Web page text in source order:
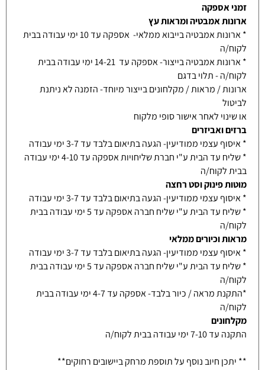
זמני אספקה
ארונות אמבטיה ומראות עץ
* ארונות אמבטיה בייבוא ממלאי- אספקה עד 10 ימי עבודה בבית
לקוח/ה
* ארונות אמבטיה בייצור- אספקה עד 14-21 ימי עבודה בבית
לקוח/ה - תלוי בדגם
ארונות / מראות / מקלחונים בייצור מיוחד- הזמנה לא ניתנת
לביטול
או שינוי לאחר אישור סופי מלקוח
ברזים ואביזרים
* איסוף עצמי ממודיעין- הגעה בתיאום בלבד עד 3-7 ימי עבודה
* שליח עד הבית ע"י חברת שליחויות אספקה עד 4-10 ימי עבודה
בבית לקוח/ה
מוטות פינוק וסט רחצה
* איסוף עצמי ממודיעין- הגעה בתיאום בלבד עד 3-7 ימי עבודה
* שליח עד הבית ע"י שליח חברה אספקה עד 5 ימי עבודה בבית
לקוח/ה
מראות וכיורים ממלאי
* איסוף עצמי ממודיעין- הגעה בתיאום בלבד עד 3-7 ימי עבודה
* שליח עד הבית ע"י שליח חברה אספקה עד 5 ימי עבודה בבית
לקוח/ה
*התקנת מראה / כיור בלבד- אספקה עד 4-7 ימי עבודה בבית
לקוח/ה
מקלחונים
התקנה עד 7-10 ימי עבודה בבית לקוח/ה
** יתכן חיוב נוסף על תוספת מרחק ביישובים רחוקים**